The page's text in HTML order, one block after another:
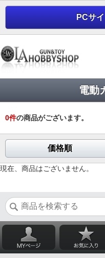
PCサ
電動
0件の商品がございます。
価格順
現在、商品はございません。